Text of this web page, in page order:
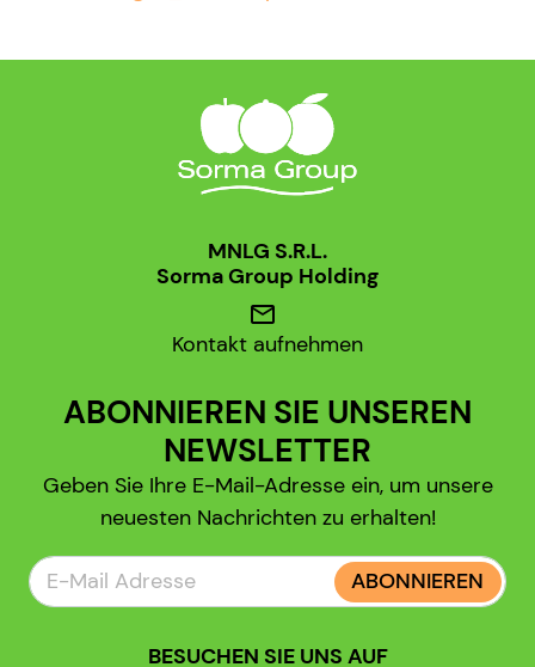
MNLG S.R.L.
Sorma Group Holding
mail
Kontakt aufnehmen
ABONNIEREN SIE UNSEREN
NEWSLETTER
Geben Sie Ihre E-Mail-Adresse ein, um unsere
neuesten Nachrichten zu erhalten!
ABONNIEREN
BESUCHEN SIE UNS AUF